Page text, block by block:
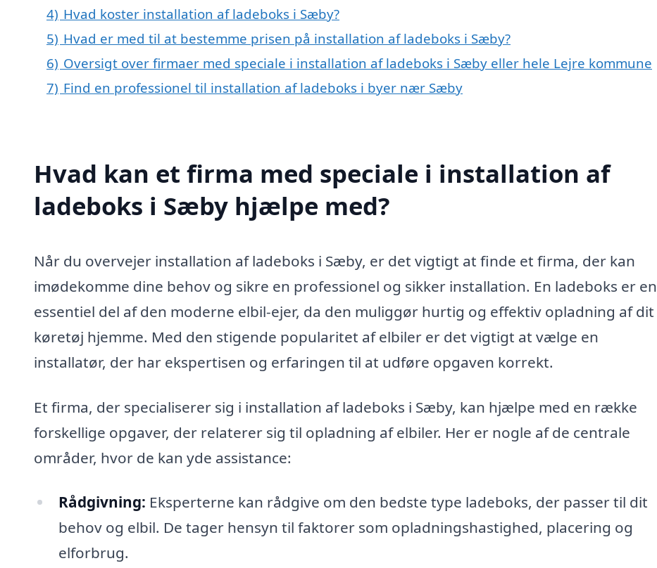
4) Hvad koster installation af ladeboks i Sæby?
5) Hvad er med til at bestemme prisen på installation af ladeboks i Sæby?
6) Oversigt over firmaer med speciale i installation af ladeboks i Sæby eller hele Lejre kommune
7) Find en professionel til installation af ladeboks i byer nær Sæby
Hvad kan et firma med speciale i installation af
ladeboks i Sæby hjælpe med?
Når du overvejer installation af ladeboks i Sæby, er det vigtigt at finde et firma, der kan
imødekomme dine behov og sikre en professionel og sikker installation. En ladeboks er en
essentiel del af den moderne elbil-ejer, da den muliggør hurtig og effektiv opladning af dit
køretøj hjemme. Med den stigende popularitet af elbiler er det vigtigt at vælge en
installatør, der har ekspertisen og erfaringen til at udføre opgaven korrekt.
Et firma, der specialiserer sig i installation af ladeboks i Sæby, kan hjælpe med en række
forskellige opgaver, der relaterer sig til opladning af elbiler. Her er nogle af de centrale
områder, hvor de kan yde assistance:
Rådgivning: Eksperterne kan rådgive om den bedste type ladeboks, der passer til dit
behov og elbil. De tager hensyn til faktorer som opladningshastighed, placering og
elforbrug.